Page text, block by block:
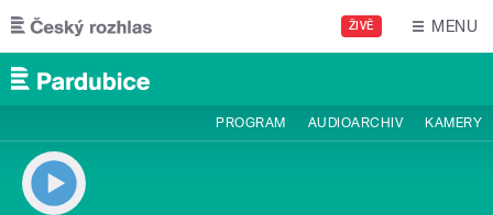
Přejít k hlavnímu obsahu
ŽIVĚ MENU
PROGRAM AUDIOARCHIV KAMERY